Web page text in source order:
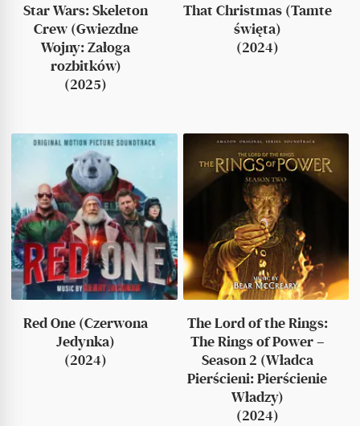
Star Wars: Skeleton
Crew (Gwiezdne
Wojny: Załoga
rozbitków)
(2025)
That Christmas (Tamte
święta)
(2024)
Red One (Czerwona
Jedynka)
(2024)
The Lord of the Rings:
The Rings of Power –
Season 2 (Władca
Pierścieni: Pierścienie
Władzy)
(2024)